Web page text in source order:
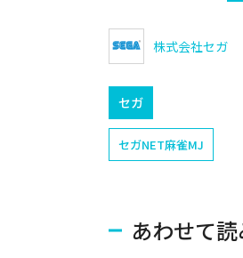
株式会社セガ
セガ
セガNET麻雀MJ
あわせて